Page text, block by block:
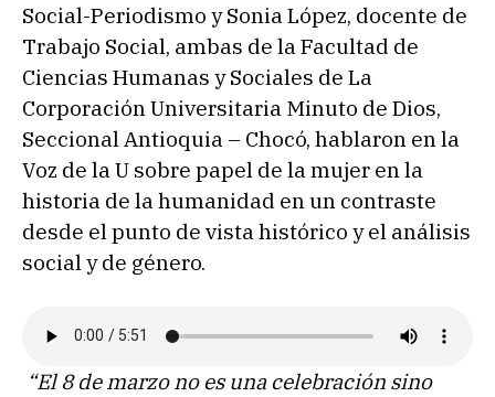
Social-Periodismo y Sonia López, docente de
Trabajo Social, ambas de la Facultad de
Ciencias Humanas y Sociales de La
Corporación Universitaria Minuto de Dios,
Seccional Antioquia – Chocó, hablaron en la
Voz de la U sobre papel de la mujer en la
historia de la humanidad en un contraste
desde el punto de vista histórico y el análisis
social y de género.
“El 8 de marzo no es una celebración sino